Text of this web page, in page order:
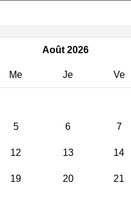
Août 2026
Me Je Ve
5 6 7
12 13 14
19 20 21